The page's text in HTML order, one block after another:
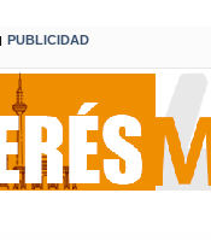
I PUBLICIDAD